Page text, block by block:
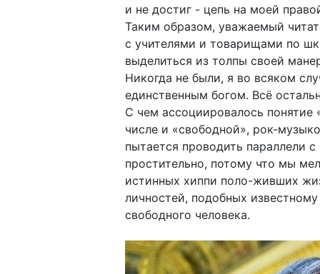
и не достиг - цепь на моей
Таким образом, уважаемый
с учителями и товарищами по
выделиться из толпы своей
Никогда не были, я во всяком
единственным богом. Всё
С чем ассоциировалось
числе и «свободной», рок-
пытается проводить параллели
простительно, потому что мы
истинных хиппи поло-живших
личностей, подобных
свободного человека.